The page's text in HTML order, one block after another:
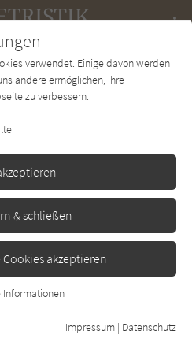
Charts Newsletter
Bibliogr. Angaben
verwendet. Einige davon werden
andere ermöglichen, Ihre
zu verbessern.
& schließen
akzeptieren
Funktionen der
dass die Webseite
Informationen
Impressum | Datenschutz